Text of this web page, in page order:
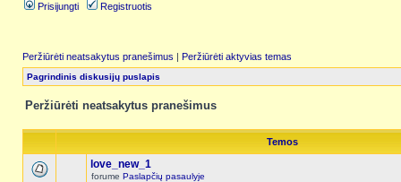
Prisijungti Registruotis
Peržiūrėti neatsakytus pranešimus | Peržiūrėti aktyvias temas
Pagrindinis diskusijų puslapis
Peržiūrėti neatsakytus pranešimus
Temos
love_new_1
forume Paslapčių pasaulyje